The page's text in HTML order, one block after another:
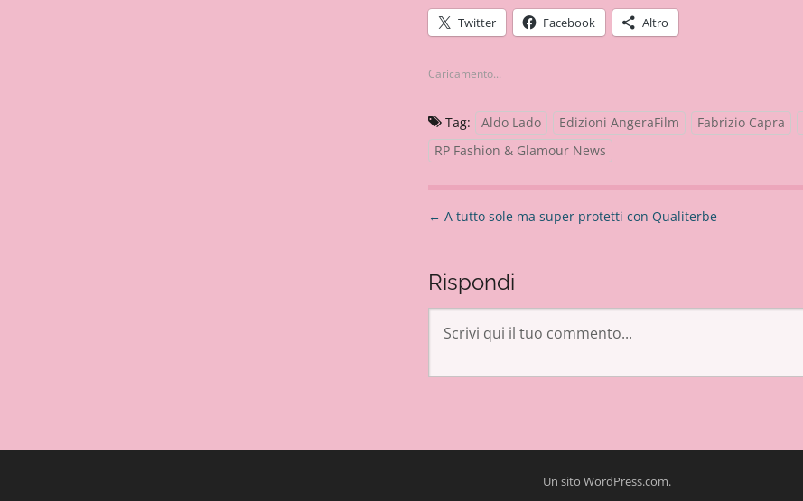
Twitter Facebook Altro
Caricamento...
Tag: Aldo Lado Edizioni AngeraFilm Fabrizio Capra
RP Fashion & Glamour News
N
i
g
i
e
← A tutto sole ma super protetti con Qualiterbe
Rispondi
Un sito WordPress.com.